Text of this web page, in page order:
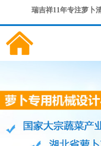
瑞吉祥11年专注萝卜